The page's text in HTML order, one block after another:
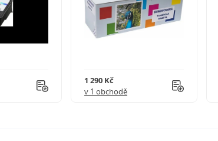
1 290 Kč
v 1 obchodě